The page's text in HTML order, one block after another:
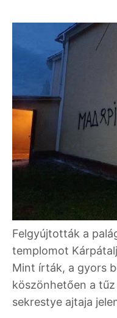
Felgyújtották a
templomot
Mint írták, a gyors
köszönhetően a
sekrestye ajtaja